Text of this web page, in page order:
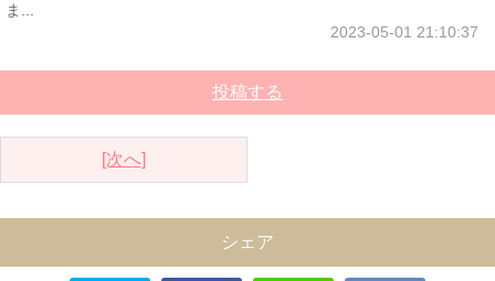
ま...
2023-05-01 21:10:37
投稿する
[次へ]
シェア